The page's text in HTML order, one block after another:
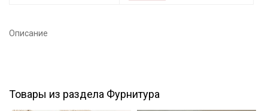
Описание
Товары из раздела Фурнитура
информационных рассылок